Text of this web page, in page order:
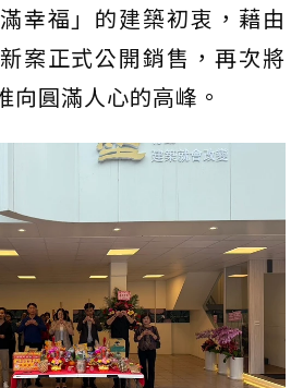
幸福」的建築初衷，藉由
案正式公開銷售，再次將
向圓滿人心的高峰。